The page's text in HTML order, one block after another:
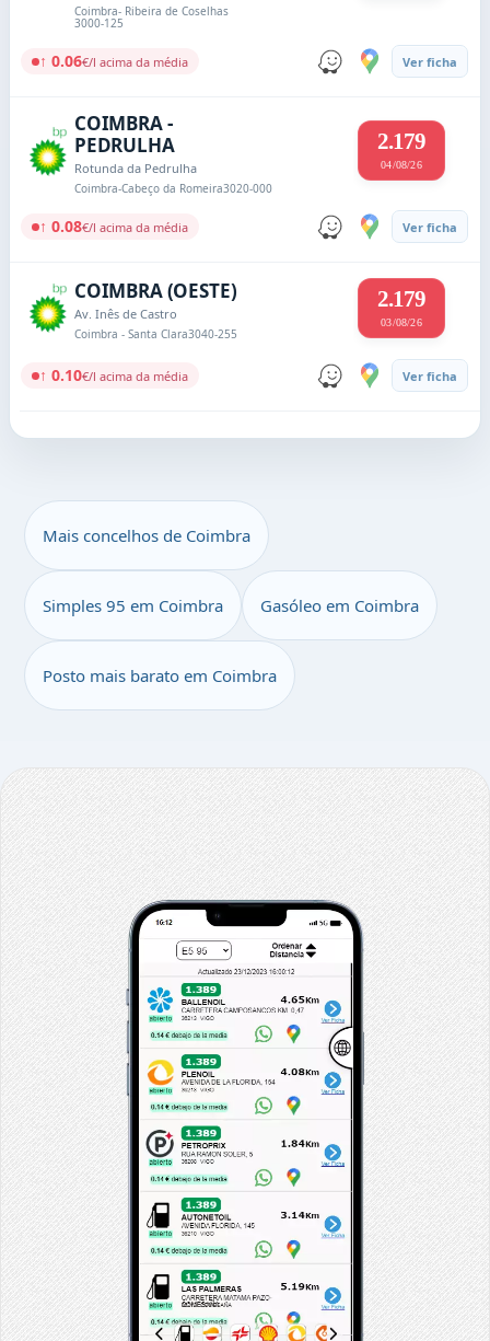
Coimbra- Ribeira de Coselhas
3000-125
↑ 0.06€/l acima da média Ver ficha
COIMBRA -
PEDRULHA
Rotunda da Pedrulha
Coimbra-Cabeço da Romeira3020-000
2.179
04/08/26
↑ 0.08€/l acima da média Ver ficha
COIMBRA (OESTE)
Av. Inês de Castro
Coimbra - Santa Clara3040-255
2.179
03/08/26
↑ 0.10€/l acima da média Ver ficha
Mais concelhos de Coimbra
Simples 95 em Coimbra Gasóleo em Coimbra
Posto mais barato em Coimbra